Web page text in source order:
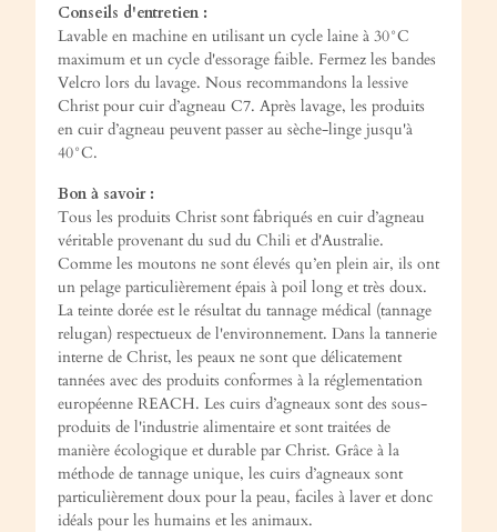
Conseils d'entretien :
Lavable en machine en utilisant un cycle laine à 30°C
maximum et un cycle d'essorage faible. Fermez les bandes
Velcro lors du lavage. Nous recommandons la lessive
Christ pour cuir d’agneau C7. Après lavage, les produits
en cuir d’agneau peuvent passer au sèche-linge jusqu'à
40°C.
Bon à savoir :
Tous les produits Christ sont fabriqués en cuir d’agneau
véritable provenant du sud du Chili et d'Australie.
Comme les moutons ne sont élevés qu’en plein air, ils ont
un pelage particulièrement épais à poil long et très doux.
La teinte dorée est le résultat du tannage médical (tannage
relugan) respectueux de l'environnement. Dans la tannerie
interne de Christ, les peaux ne sont que délicatement
tannées avec des produits conformes à la réglementation
européenne REACH. Les cuirs d’agneaux sont des sous-
produits de l'industrie alimentaire et sont traitées de
manière écologique et durable par Christ. Grâce à la
méthode de tannage unique, les cuirs d’agneaux sont
particulièrement doux pour la peau, faciles à laver et donc
idéals pour les humains et les animaux.